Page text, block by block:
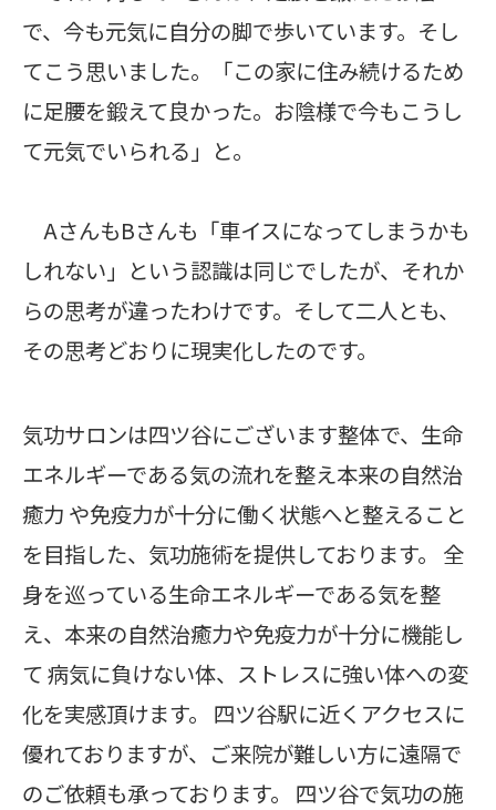
で、今も元気に自分の脚で歩いています。そし
てこう思いました。「この家に住み続けるため
に足腰を鍛えて良かった。お陰様で今もこうし
て元気でいられる」と。
AさんもBさんも「車イスになってしまうかも
しれない」という認識は同じでしたが、それか
らの思考が違ったわけです。そして二人とも、
その思考どおりに現実化したのです。
気功サロンは四ツ谷にございます整体で、生命
エネルギーである気の流れを整え本来の自然治
癒力 や免疫力が十分に働く状態へと整えること
を目指した、気功施術を提供しております。 全
身を巡っている生命エネルギーである気を整
え、本来の自然治癒力や免疫力が十分に機能し
て 病気に負けない体、ストレスに強い体への変
化を実感頂けます。 四ツ谷駅に近くアクセスに
優れておりますが、ご来院が難しい方に遠隔で
のご依頼も承っております。 四ツ谷で気功の施